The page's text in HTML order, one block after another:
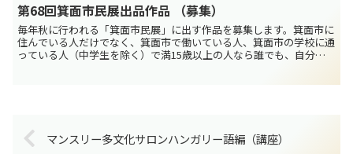
第68回箕面市民展出品作品 （募集）
毎年秋に行われる「箕面市民展」に出す作品を募集します。箕面市に
住んでいる人だけでなく、箕面市で働いている人、箕面市の学校に通
っている人（中学生を除く）で満15歳以上の人なら誰でも、自分の
マンスリー多文化サロンハンガリー語編（講座）